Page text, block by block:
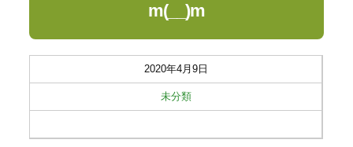
m(__)m
2020年4月9日
未分類